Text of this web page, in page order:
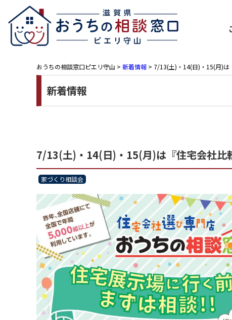
おうちの相談窓口ピエリ守山 > 新着情報 > 7/13(土)・14(日)・15(月)
新着情報
7/13(土)・14(日)・15(月)は『住宅会社比
家づくり相談会